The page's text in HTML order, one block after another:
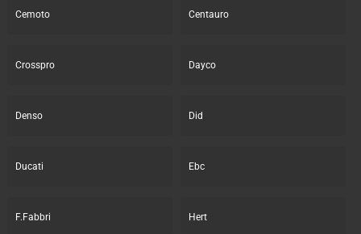
Cemoto Centauro
Crosspro Dayco
Denso Did
Ducati Ebc
F.Fabbri Hert